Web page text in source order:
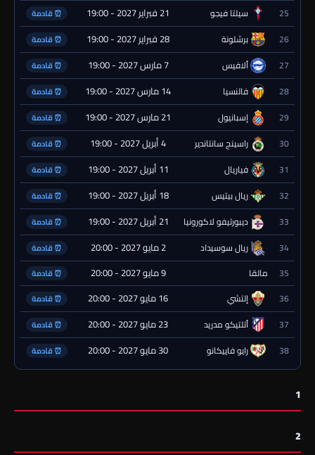
25 سيلتا فيجو 21 فبراير 2027 - 19:00 ⏰ قادمة
26 برشلونة 28 فبراير 2027 - 19:00 ⏰ قادمة
27 ألافيس 7 مارس 2027 - 19:00 ⏰ قادمة
28 فالنسيا 14 مارس 2027 - 19:00 ⏰ قادمة
29 إسبانيول 21 مارس 2027 - 19:00 ⏰ قادمة
30 راسينج سانتاندير 4 أبريل 2027 - 19:00 ⏰ قادمة
31 فياريال 11 أبريل 2027 - 19:00 ⏰ قادمة
32 ريال بيتيس 18 أبريل 2027 - 19:00 ⏰ قادمة
33 ديبورتيفو لاكورونيا 21 أبريل 2027 - 19:00 ⏰ قادمة
34 ريال سوسيداد 2 مايو 2027 - 20:00 ⏰ قادمة
35 مالقا 9 مايو 2027 - 20:00 ⏰ قادمة
36 إلتشي 16 مايو 2027 - 20:00 ⏰ قادمة
37 أتلتيكو مدريد 23 مايو 2027 - 20:00 ⏰ قادمة
38 رايو فاييكانو 30 مايو 2027 - 20:00 ⏰ قادمة
1
2